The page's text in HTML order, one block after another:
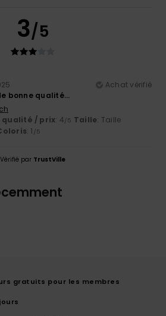
3/5
Achat vérifié
bonne qualité...
qualité / prix: 4/5 Taille: Taille
: 1 /5
Vérifié par TrustVille
gratuits pour les membres